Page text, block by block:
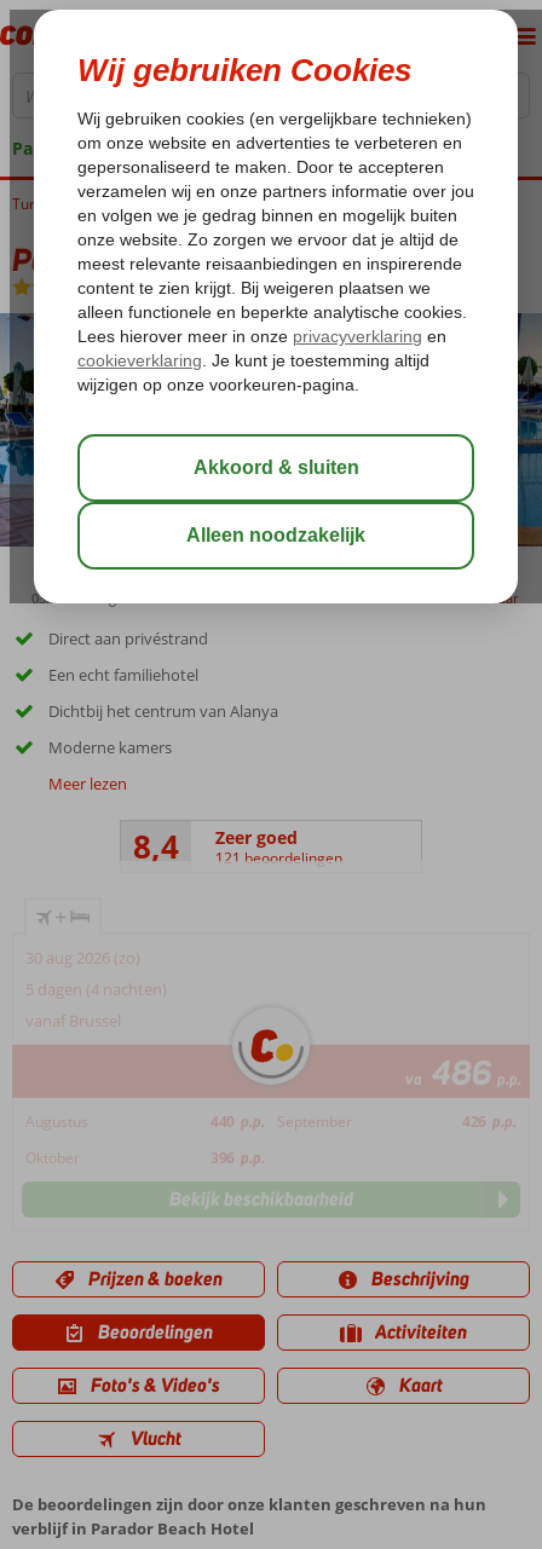
Pakketgarantie
Home
Turkije Turkse Riviera Alanya Alanya-Centrum Parador Beach Hotel
Parador Beach Hotel
All Inclusive- Hotel
03:45 bewaar
Direct aan privéstrand
Een echt familiehotel
Dichtbij het centrum van Alanya
Moderne kamers
Meer lezen
8,4 Zeer goed
121 beoordelingen
+
30 aug 2026 (zo)
5 dagen (4 nachten)
vanaf Brussel
va 486 p.p.
Augustus 440 p.p. September 426 p.p.
Oktober
396 p.p.
Bekijk beschikbaarheid
Prijzen & boeken Beschrijving
Beoordelingen Activiteiten
Foto's & Video's Kaart
Vlucht
De beoordelingen zijn door onze klanten geschreven na hun
verblijf in Parador Beach Hotel